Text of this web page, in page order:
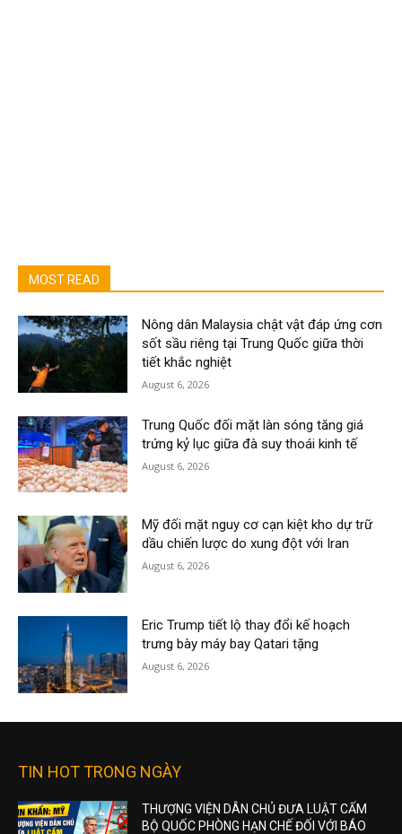
MOST READ
Nông dân Malaysia chật vật đáp ứng cơn
sốt sầu riêng tại Trung Quốc giữa thời
tiết khắc nghiệt
August 6, 2026
Trung Quốc đối mặt làn sóng tăng giá
trứng kỷ lục giữa đà suy thoái kinh tế
August 6, 2026
Mỹ đối mặt nguy cơ cạn kiệt kho dự trữ
dầu chiến lược do xung đột với Iran
August 6, 2026
Eric Trump tiết lộ thay đổi kế hoạch
trưng bày máy bay Qatari tặng
August 6, 2026
TIN HOT TRONG NGÀY
THƯỢNG VIỆN DÂN CHỦ ĐƯA LUẬT CẤM
BỘ QUỐC PHÒNG HẠN CHẾ ĐỐI VỚI BÁO